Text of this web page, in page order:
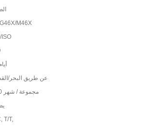
M46X
ISO
عن طريق البحر/
150 مجموعة / شهر
T/T,